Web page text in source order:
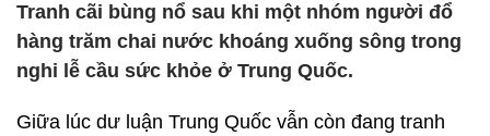
Tranh cãi bùng nổ sau khi một nhóm người đổ
hàng trăm chai nước khoáng xuống sông trong
nghi lễ cầu sức khỏe ở Trung Quốc.
Giữa lúc dư luận Trung Quốc vẫn còn đang tranh